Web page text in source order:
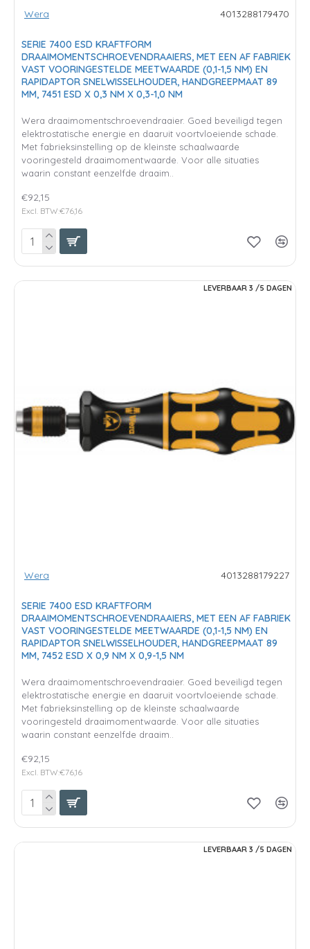
Wera 4013288179470
SERIE 7400 ESD KRAFTFORM
DRAAIMOMENTSCHROEVENDRAAIERS, MET EEN AF FABRIEK
VAST VOORINGESTELDE MEETWAARDE (0,1-1,5 NM) EN
RAPIDAPTOR SNELWISSELHOUDER, HANDGREEPMAAT 89
MM, 7451 ESD X 0,3 NM X 0,3-1,0 NM
Wera draaimomentschroevendraaier. Goed beveiligd tegen
elektrostatische energie en daaruit voortvloeiende schade.
Met fabrieksinstelling op de kleinste schaalwaarde
vooringesteld draaimomentwaarde. Voor alle situaties
waarin constant eenzelfde draaim..
€92,15
Excl. BTW:€76,16
LEVERBAAR 3 /5 DAGEN
Wera 4013288179227
SERIE 7400 ESD KRAFTFORM
DRAAIMOMENTSCHROEVENDRAAIERS, MET EEN AF FABRIEK
VAST VOORINGESTELDE MEETWAARDE (0,1-1,5 NM) EN
RAPIDAPTOR SNELWISSELHOUDER, HANDGREEPMAAT 89
MM, 7452 ESD X 0,9 NM X 0,9-1,5 NM
Wera draaimomentschroevendraaier. Goed beveiligd tegen
elektrostatische energie en daaruit voortvloeiende schade.
Met fabrieksinstelling op de kleinste schaalwaarde
vooringesteld draaimomentwaarde. Voor alle situaties
waarin constant eenzelfde draaim..
€92,15
Excl. BTW:€76,16
LEVERBAAR 3 /5 DAGEN